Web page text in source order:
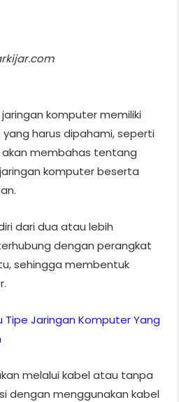
komputer memiliki
harus dipahami, seperti
akan membahas tentang
komputer beserta
dari dua atau lebih
dengan perangkat
sehingga membentuk
Tipe Jaringan Komputer Yang
melalui kabel atau tanpa
dengan menggunakan kabel